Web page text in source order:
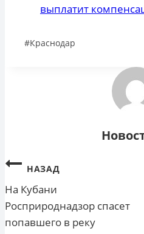
выплатит
Метки
#Краснодар
Навигация
по
записям
НАЗАД
На Кубани
Росприроднадзор спасет
попавшего в реку